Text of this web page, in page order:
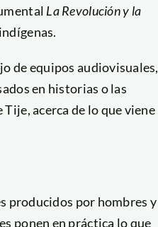
La Revolución y la
de equipos audiovisuales,
en historias o las
acerca de lo que viene
producidos por hombres y
ponen en práctica lo que